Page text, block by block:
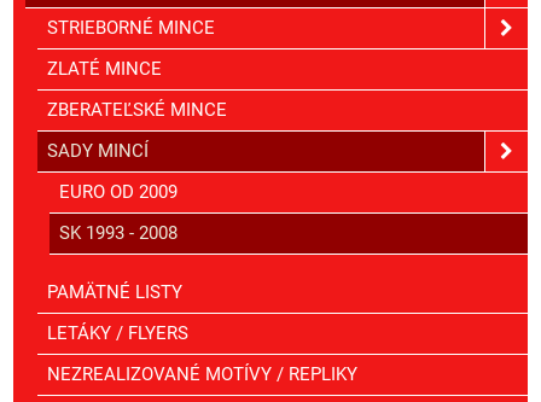
STRIEBORNÉ MINCE
ZLATÉ MINCE
ZBERATEĽSKÉ MINCE
SADY MINCÍ
EURO OD 2009
SK 1993 - 2008
PAMÄTNÉ LISTY
LETÁKY / FLYERS
NEZREALIZOVANÉ MOTÍVY / REPLIKY